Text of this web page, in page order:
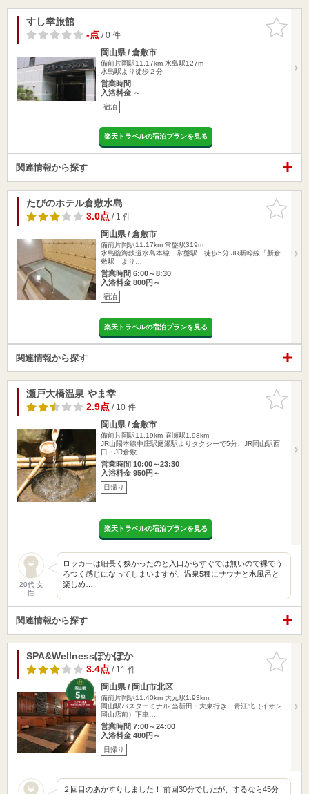
お気に入
りに追加
すし幸旅館
-点/ 0 件
岡山県 / 倉敷市
備前片岡駅11.17km 水島駅127m
水島駅より徒歩２分
営業時間
入浴料金 ～
宿泊
楽天トラベルの宿泊プランを見る
関連情報から探す
お気に入
りに追加
たびのホテル倉敷水島
3.0点/ 1 件
岡山県 / 倉敷市
備前片岡駅11.17km 常盤駅319m
水島臨海鉄道水島本線 常盤駅 徒歩5分 JR新幹線「新倉
敷駅」より…
営業時間 6:00～8:30
入浴料金 800円～
宿泊
楽天トラベルの宿泊プランを見る
関連情報から探す
お気に入
りに追加
瀬戸大橋温泉 やま幸
2.9点/ 10 件
岡山県 / 倉敷市
備前片岡駅11.19km 庭瀬駅1.98km
JR山陽本線中庄駅庭瀬駅よりタクシーで5分、JR岡山駅西
口・JR倉敷…
営業時間 10:00～23:30
入浴料金 950円～
日帰り
楽天トラベルの宿泊プランを見る
20代 女
性
ロッカーは細長く狭かったのと入口からすぐでは無いので裸でう
ろつく感じになってしまいますが、温泉5種にサウナと水風呂と
楽しめ…
関連情報から探す
お気に入
りに追加
SPA&Wellnessぽかぽか
3.4点/ 11 件
岡山県 / 岡山市北区
備前片岡駅11.40km 大元駅1.93km
岡山駅バスターミナル 当新田・大東行き 青江北（イオン
岡山店前）下車…
営業時間 7:00～24:00
入浴料金 480円～
日帰り
２回目のあかすりしました！ 前回30分でしたが、するなら45分